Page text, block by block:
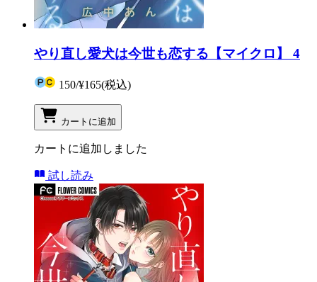
やり直し愛犬は今世も恋する【マイクロ】 4
150/¥165(税込)
カートに追加
カートに追加しました
試し読み